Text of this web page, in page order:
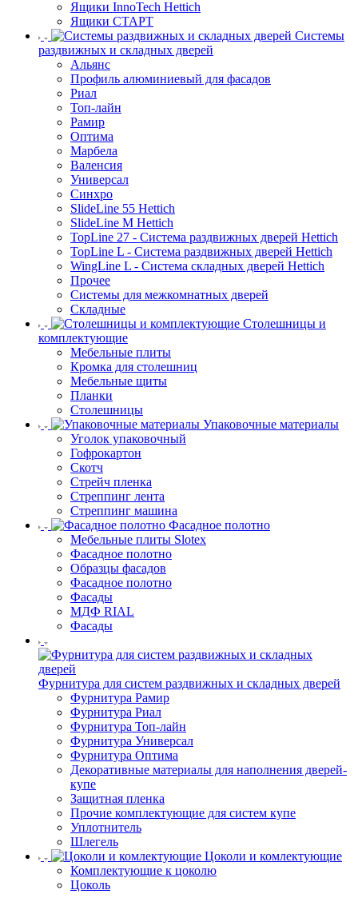
Ящики InnoTech Hettich
Ящики СТАРТ
Системы
раздвижных и складных дверей
Альянс
Профиль алюминиевый для фасадов
Риал
Топ-лайн
Рамир
Оптима
Марбела
Валенсия
Универсал
Синхро
SlideLine 55 Hettich
SlideLine M Hettich
TopLine 27 - Система раздвижных дверей Hettich
TopLine L - Система раздвижных дверей Hettich
WingLine L - Система складных дверей Hettich
Прочее
Системы для межкомнатных дверей
Складные
Столешницы и
комплектующие
Мебельные плиты
Кромка для столешниц
Мебельные щиты
Планки
Столешницы
Упаковочные материалы
Уголок упаковочный
Гофрокартон
Скотч
Стрейч пленка
Стреппинг лента
Стреппинг машина
Фасадное полотно
Мебельные плиты Slotex
Фасадное полотно
Образцы фасадов
Фасадное полотно
Фасады
МДФ RIAL
Фасады
Фурнитура для систем раздвижных и складных дверей
Фурнитура Рамир
Фурнитура Риал
Фурнитура Топ-лайн
Фурнитура Универсал
Фурнитура Оптима
Декоративные материалы для наполнения дверей-
купе
Защитная пленка
Прочие комплектующие для систем купе
Уплотнитель
Шлегель
Цоколи и комлектующие
Комплектующие к цоколю
Цоколь